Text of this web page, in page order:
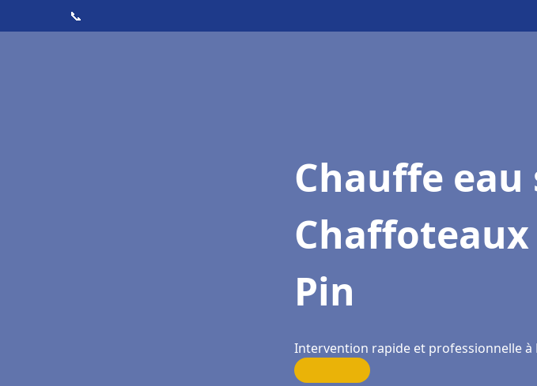
📞
Chauffe
Chaffoteaux
Pin
Intervention rapide et professionnelle à